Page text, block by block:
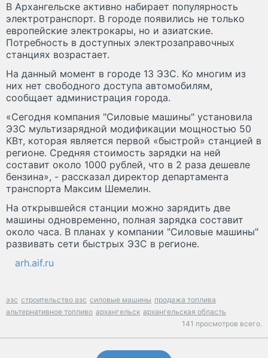
В Архангельске активно набирает популярность
электротранспорт. В городе появились не только
европейские электрокары, но и азиатские.
Потребность в доступных электрозаправочных
станциях возрастает.
На данный момент в городе 13 ЭЗС. Ко многим из
них нет свободного доступа автомобилям,
сообщает администрация города.
«Сегодня компания "Силовые машины" установила
ЭЗС мультизарядной модификации мощностью 50
КВт, которая является первой «быстрой» станцией в
регионе. Средняя стоимость зарядки на ней
составит около 1000 рублей, что в 2 раза дешевле
бензина», - рассказал директор департамента
транспорта Максим Шемелин.
На открывшейся станции можно зарядить две
машины одновременно, полная зарядка составит
около часа. В планах у компании "Силовые машины"
развивать сети быстрых ЭЗС в регионе.
arh.aif.ru
эзс строительство азс силовые машины продажа топлива
альтернативное топливо архангельск архангельская область
141 просмотров всего.